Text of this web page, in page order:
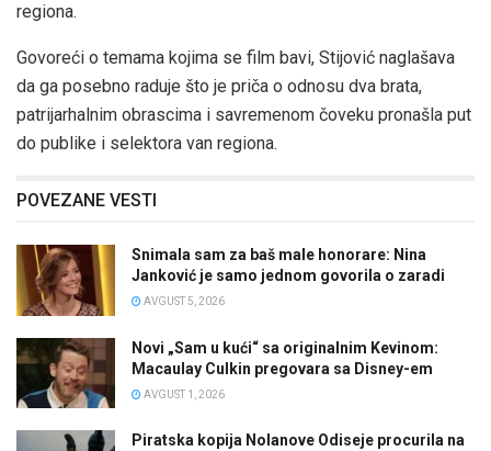
regiona.
Govoreći o temama kojima se film bavi, Stijović naglašava
da ga posebno raduje što je priča o odnosu dva brata,
patrijarhalnim obrascima i savremenom čoveku pronašla put
do publike i selektora van regiona.
POVEZANE VESTI
Snimala sam za baš male honorare: Nina
Janković je samo jednom govorila o zaradi
AVGUST 5, 2026
Novi „Sam u kući“ sa originalnim Kevinom:
Macaulay Culkin pregovara sa Disney-em
AVGUST 1, 2026
Piratska kopija Nolanove Odiseje procurila na